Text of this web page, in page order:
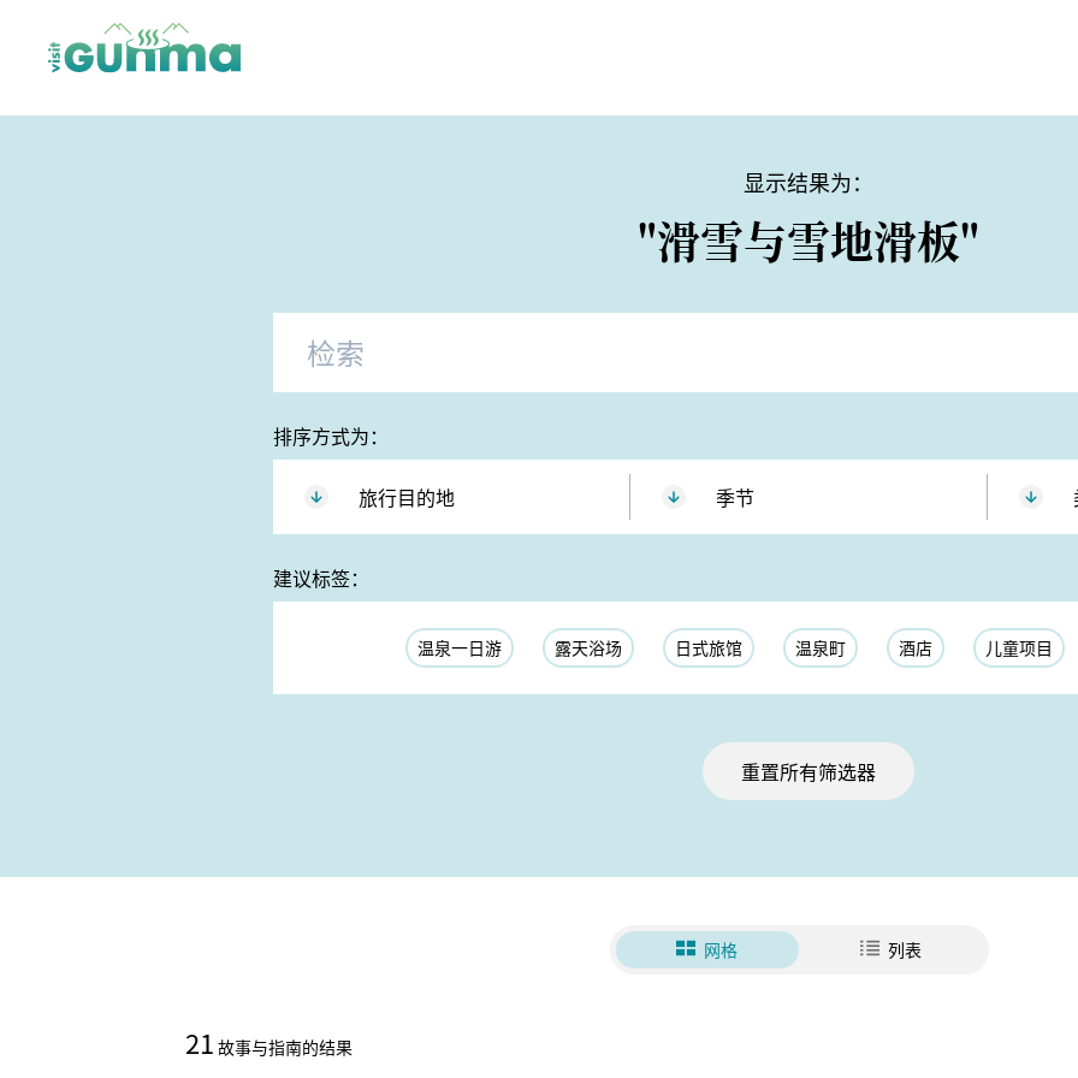
显示结果为：
"滑雪与雪地滑板"
排序方式为：
旅行目的地 季节
建议标签：
温泉一日游 露天浴场 日式旅馆 温泉町 酒店 儿童项目
重置所有筛选器
网格 列表
21 故事与指南的结果